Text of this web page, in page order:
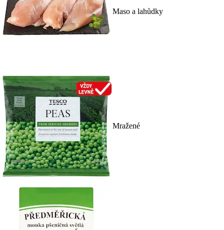
Maso a lahůdky
Mražené